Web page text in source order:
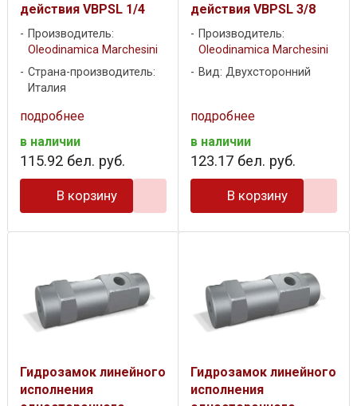
действия VBPSL 1/4
Производитель:
Oleodinamica Marchesini
Страна-производитель:
Италия
подробнее
в наличии
115.92 бел. руб.
В корзину
действия VBPSL 3/8
Производитель:
Oleodinamica Marchesini
Вид: Двухсторонний
подробнее
в наличии
123.17 бел. руб.
В корзину
Гидрозамок линейного
исполнения
Гидрозамок линейного
исполнения